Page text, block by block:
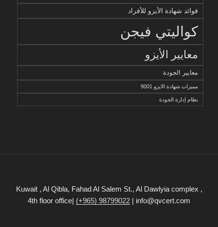
فوائد شهادة الأيزو للأفراد
كواليتي فيجن
معايير الأيزو
معايير الجودة
مميزات شهادة الايزو 9001
نظام إدارة الجودة
Kuwait , Al Qibla, Fahad Al Salem St., Al Dawlyia complex ,
4th floor office| (+965) 98799022 | info@qvcert.com